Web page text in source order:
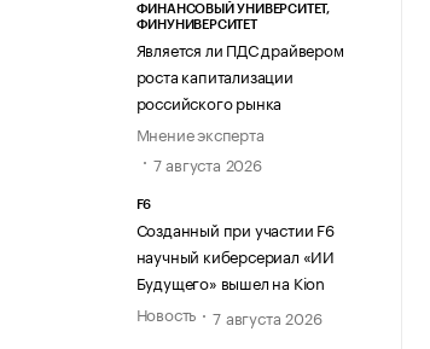
ФИНАНСОВЫЙ УНИВЕРСИТЕТ,
ФИНУНИВЕРСИТЕТ
Является ли ПДС драйвером
роста капитализации
российского рынка
Мнение эксперта
7 августа 2026
F6
Созданный при участии F6
научный киберсериал «ИИ
Будущего» вышел на Kion
Новость
7 августа 2026